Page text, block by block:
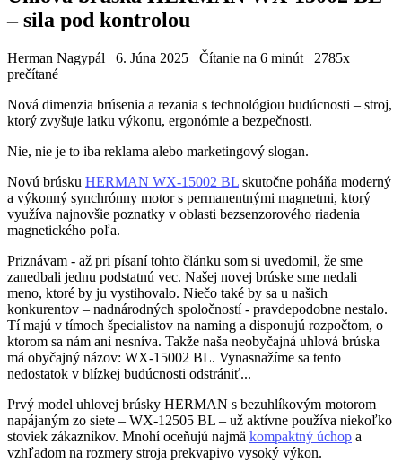
– sila pod kontrolou
Herman Nagypál 6. Júna 2025 Čítanie na 6 minút
2785x
prečítané
Nová dimenzia brúsenia a rezania s technológiou budúcnosti – stroj,
ktorý zvyšuje latku výkonu, ergonómie a bezpečnosti.
Nie, nie je to iba reklama alebo marketingový slogan.
Novú brúsku HERMAN WX-15002 BL skutočne poháňa moderný
a výkonný synchrónny motor s permanentnými magnetmi, ktorý
využíva najnovšie poznatky v oblasti bezsenzorového riadenia
magnetického poľa.
Priznávam - až pri písaní tohto článku som si uvedomil, že sme
zanedbali jednu podstatnú vec. Našej novej brúske sme nedali
meno, ktoré by ju vystihovalo. Niečo také by sa u našich
konkurentov – nadnárodných spoločností - pravdepodobne nestalo.
Tí majú v tímoch špecialistov na naming a disponujú rozpočtom, o
ktorom sa nám ani nesníva. Takže naša neobyčajná uhlová brúska
má obyčajný názov: WX-15002 BL. Vynasnažíme sa tento
nedostatok v blízkej budúcnosti odstrániť...
Prvý model uhlovej brúsky HERMAN s bezuhlíkovým motorom
napájaným zo siete – WX-12505 BL – už aktívne používa niekoľko
stoviek zákazníkov. Mnohí oceňujú najmä kompaktný úchop a
vzhľadom na rozmery stroja prekvapivo vysoký výkon.